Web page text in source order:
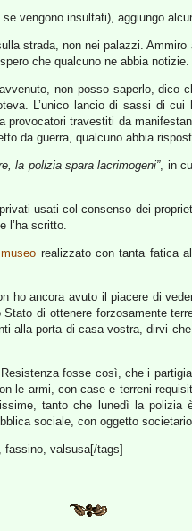
vengono insultati), aggiungo
strada, non nei palazzi. Ammiro
che qualcuno ne abbia notizie.
non posso saperlo, dico
L’unico lancio di sassi di
provocatori travestiti da
da guerra, qualcuno abbia
la polizia spara lacrimogeni”, in
usati col consenso dei
l’ha scritto.
museo realizzato con tanta fatica
ho ancora avuto il piacere di
di ottenere forzosamente
alla porta di casa vostra, dirvi
fosse così, che i
armi, con case e terreni
tanto che lunedì la polizia
sociale, con oggetto
fassino, valsusa[/tags]